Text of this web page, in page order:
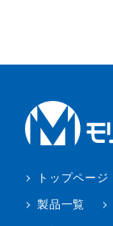
トップページ
製品一覧